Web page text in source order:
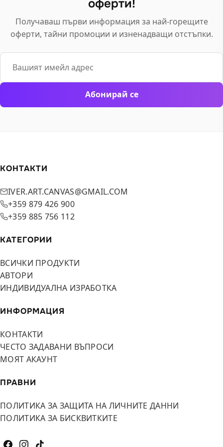
оферти!
Получаваш първи информация за най-горещите
оферти, тайни промоции и изненадващи отстъпки.
Email
Абонирай се
КОНТАКТИ
IVER.ART.CANVAS@GMAIL.COM
+359 879 426 900
+359 885 756 112
КАТЕГОРИИ
ВСИЧКИ ПРОДУКТИ
АВТОРИ
ИНДИВИДУАЛНА ИЗРАБОТКА
ИНФОРМАЦИЯ
КОНТАКТИ
ЧЕСТО ЗАДАВАНИ ВЪПРОСИ
МОЯТ АКАУНТ
ПРАВНИ
ПОЛИТИКА ЗА ЗАЩИТА НА ЛИЧНИТЕ ДАННИ
ПОЛИТИКА ЗА БИСКВИТКИТЕ